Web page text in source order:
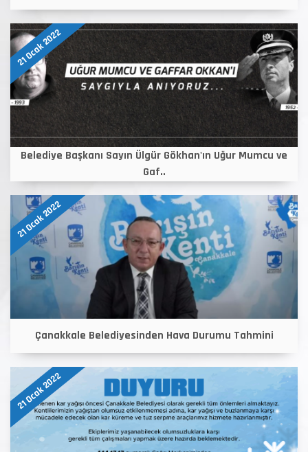
21 Ocak 2022
Belediye Başkanı Sayın Ülgür Gökhan'ın Uğur Mumcu ve
Gaf..
21 Ocak 2022
Çanakkale Belediyesinden Hava Durumu Tahmini
21 Ocak 2022